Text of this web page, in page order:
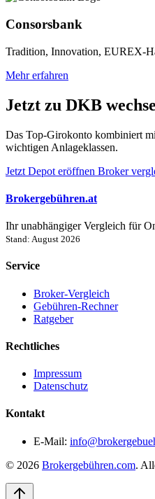
Consorsbank
Tradition, Innovation, EUREX-
Mehr erfahren
Jetzt zu DKB
Das Top-Girokonto kombiniert
wichtigen Anlageklassen.
Jetzt Depot eröffnen Broker
Brokergebühren.at
Ihr unabhängiger Vergleich für
Stand: August 2026
Service
Broker-Vergleich
Gebühren-Rechner
Ratgeber
Rechtliches
Impressum
Datenschutz
Kontakt
E-Mail:
© 2026 Brokergebühren.com.